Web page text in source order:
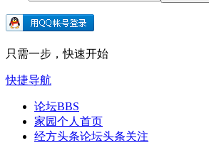
只需一步，快速开始
快捷导航
论坛BBS
家园个人首页
经方头条论坛头条关注